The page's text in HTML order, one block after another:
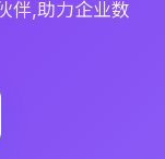
伴,助力企业数